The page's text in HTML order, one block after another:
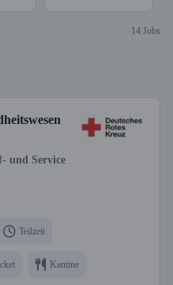
14 Jobs
und Service
Teilzeit
Kantine